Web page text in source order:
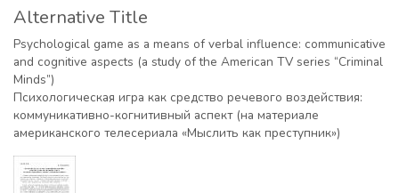
Alternative Title
Psychological game as a means of verbal influence: communicative
and cognitive aspects (a study of the American TV series “Criminal
Minds”)
Психологическая игра как средство речевого воздействия:
коммуникативно-когнитивный аспект (на материале
американского телесериала «Мыслить как преступник»)